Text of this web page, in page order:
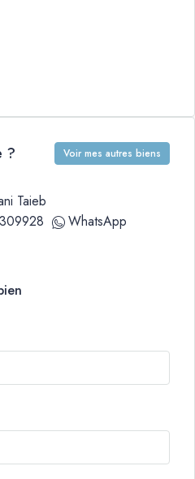
? Voir mes autres biens
Taieb
WhatsApp